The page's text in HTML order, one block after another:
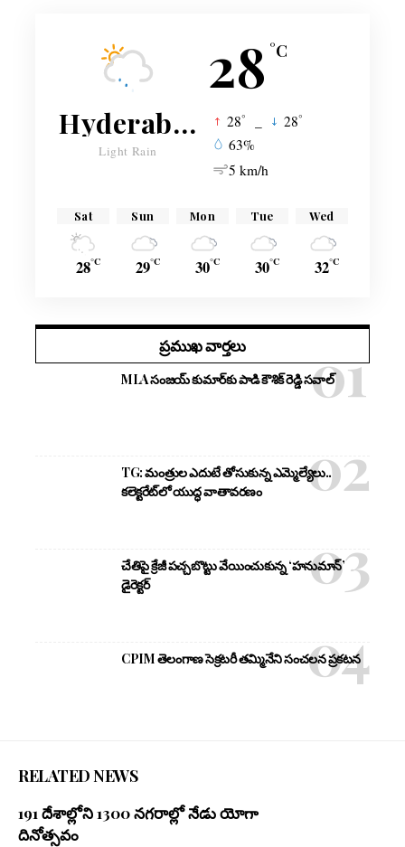
28 °C
Hyderabad
Light Rain
28° 28°
63%
5 km/h
Sat
28°C
Sun
29°C
Mon
30°C
Tue
30°C
Wed
32°C
ప్రముఖ వార్తలు
MLA సంజయ్ కుమార్‌కు పాడి కౌశిక్ రెడ్డి సవాల్
TG: మంత్రుల ఎదుటే తోసుకున్న ఎమ్మెల్యేలు..
కలెక్టరేట్‌లో యుద్ధ వాతావరణం
చేతిపై క్రేజీ పచ్చబొట్టు వేయించుకున్న ‘హనుమాన్’
డైరెక్టర్
CPIM తెలంగాణ సెక్రటరీ తమ్మినేని సంచలన ప్రకటన
RELATED NEWS
191 దేశాల్లోని 1300 నగరాల్లో నేడు యోగా
దినోత్సవం